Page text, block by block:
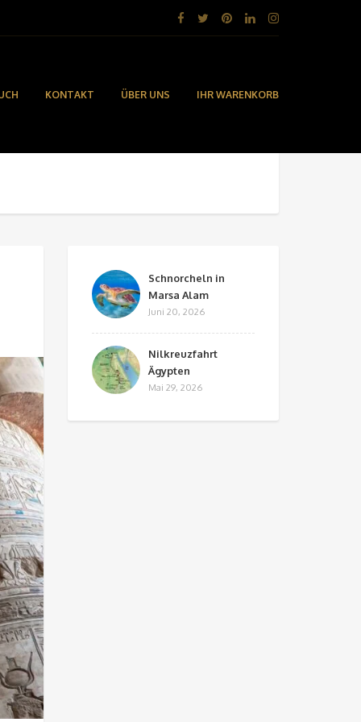
KONTAKT ÜBER UNS IHR WARENKORB
Schnorcheln in
Marsa Alam
Juni 20, 2026
Nilkreuzfahrt
Ägypten
Mai 29, 2026